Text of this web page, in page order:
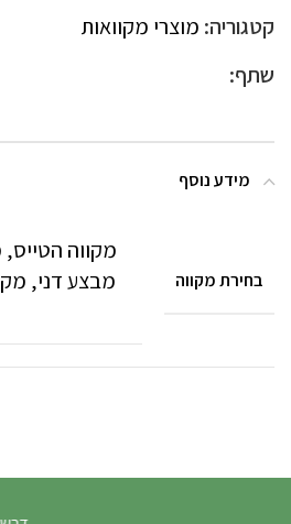
קטגוריה: מוצרי מקוואות
שתף:
מידע נוסף
בחירת מקווה
מקווה
מבצע דני,